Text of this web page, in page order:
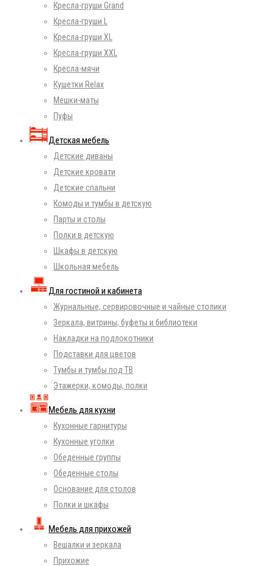
Кресла-груши Grand
Кресла-груши L
Кресла-груши XL
Кресла-груши XXL
Кресла-мячи
Кушетки Relax
Мешки-маты
Пуфы
Детская мебель
Детские диваны
Детские кровати
Детские спальни
Комоды и тумбы в детскую
Парты и столы
Полки в детскую
Шкафы в детскую
Школьная мебель
Для гостиной и кабинета
Журнальные, сервировочные и чайные столики
Зеркала, витрины, буфеты и библиотеки
Накладки на подлокотники
Подставки для цветов
Тумбы и тумбы под ТВ
Этажерки, комоды, полки
Мебель для кухни
Кухонные гарнитуры
Кухонные уголки
Обеденные группы
Обеденные столы
Основание для столов
Полки и шкафы
Мебель для прихожей
Вешалки и зеркала
Прихожие